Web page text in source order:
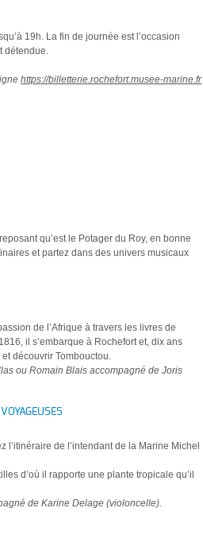
19h. La fin de journée est l’occasion
détendue.
https://billetterie.rochefort.musee-marine.fr
qu’est le Potager du Roy, en bonne
et partez dans des univers musicaux
de l’Afrique à travers les livres de
il s’embarque à Rochefort et, dix ans
découvrir Tombouctou.
ou Romain Blais accompagné de Joris
de l’intendant de la Marine Michel
d’où il rapporte une plante tropicale qu’il
de Karine Delage (violoncelle).